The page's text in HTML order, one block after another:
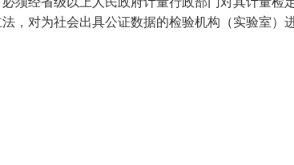
，对为社会出具公证数据的检验机构（实验室）